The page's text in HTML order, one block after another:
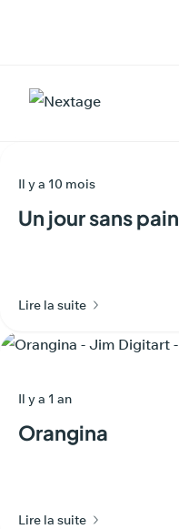
Il y a 10 mois
Un jour sans pain
Lire la suite
Il y a 1 an
Orangina
Lire la suite